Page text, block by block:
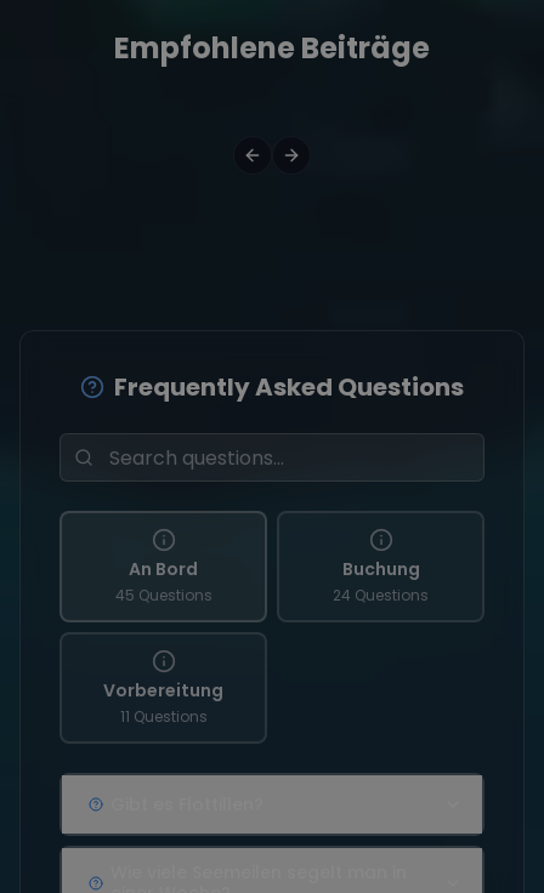
Empfohlene Beiträge
Frequently Asked Questions
An Bord
45 Questions
Buchung
24 Questions
Vorbereitung
11 Questions